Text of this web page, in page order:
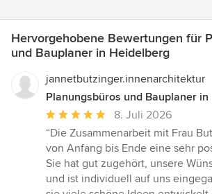
Hervorgehobene Bewertungen für
und Bauplaner in Heidelberg
jannetbutzinger.innenarchitektur
Planungsbüros und Bauplaner
Durchschnittliche
Bewertung:
5
von
5
Sternen
8. Juli 2026
“Die Zusammenarbeit mit Frau
von Anfang bis Ende eine sehr
Sie hat gut zugehört, unsere
und ist individuell auf uns